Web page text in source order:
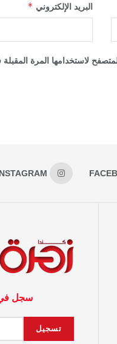
البريد الإلكتروني *
لاستخدامها المرة
سجل في